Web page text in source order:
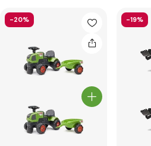
-20% -19%